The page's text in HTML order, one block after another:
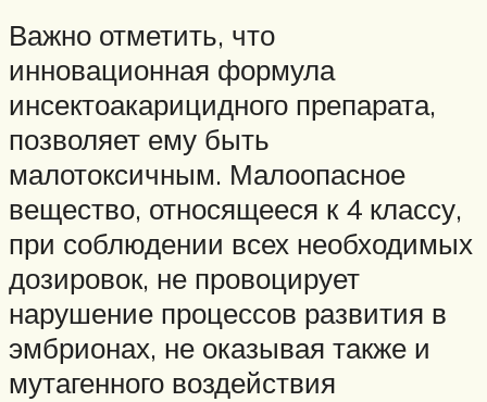
Важно отметить, что
инновационная формула
инсектоакарицидного препарата,
позволяет ему быть
малотоксичным. Малоопасное
вещество, относящееся к 4 классу,
при соблюдении всех необходимых
дозировок, не провоцирует
нарушение процессов развития в
эмбрионах, не оказывая также и
мутагенного воздействия